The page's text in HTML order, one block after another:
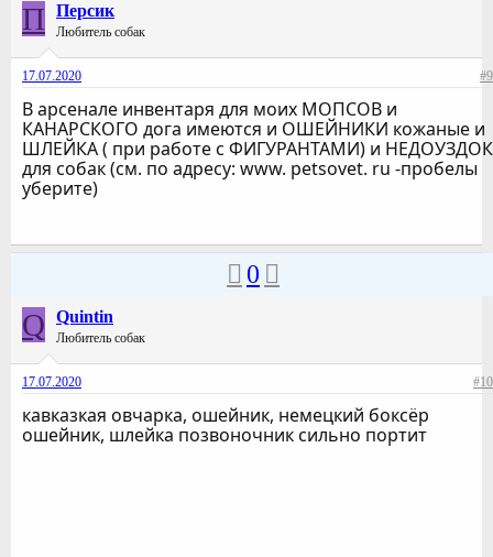
П Персик
Любитель собак
17.07.2020 #9
В арсенале инвентаря для моих МОПСОВ и
КАНАРСКОГО дога имеются и ОШЕЙНИКИ кожаные и
ШЛЕЙКА ( при работе с ФИГУРАНТАМИ) и НЕДОУЗДОК
для собак (см. по адресу: www. petsovet. ru -пробелы
уберите)
0
Q Quintin
Любитель собак
17.07.2020 #10
кавказкая овчарка, ошейник, немецкий боксёр
ошейник, шлейка позвоночник сильно портит